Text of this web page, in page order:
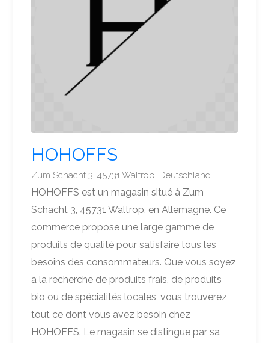
HOHOFFS
Zum Schacht 3, 45731 Waltrop, Deutschland
HOHOFFS est un magasin situé à Zum
Schacht 3, 45731 Waltrop, en Allemagne. Ce
commerce propose une large gamme de
produits de qualité pour satisfaire tous les
besoins des consommateurs. Que vous soyez
à la recherche de produits frais, de produits
bio ou de spécialités locales, vous trouverez
tout ce dont vous avez besoin chez
HOHOFFS. Le magasin se distingue par sa